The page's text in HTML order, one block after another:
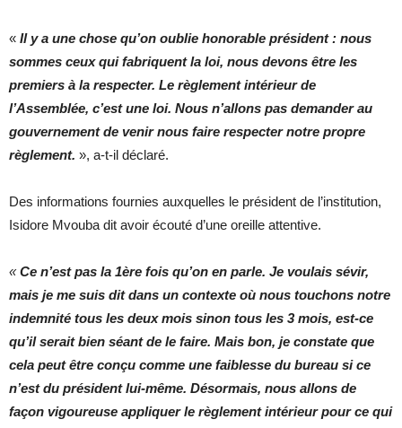
« Il y a une chose qu’on oublie honorable président : nous
sommes ceux qui fabriquent la loi, nous devons être les
premiers à la respecter. Le règlement intérieur de
l’Assemblée, c’est une loi. Nous n’allons pas demander au
gouvernement de venir nous faire respecter notre propre
règlement. », a-t-il déclaré.
Des informations fournies auxquelles le président de l’institution,
Isidore Mvouba dit avoir écouté d’une oreille attentive.
«Ce n’est pas la 1ère fois qu’on en parle. Je voulais sévir,
mais je me suis dit dans un contexte où nous touchons notre
indemnité tous les deux mois sinon tous les 3 mois, est-ce
qu’il serait bien séant de le faire. Mais bon, je constate que
cela peut être conçu comme une faiblesse du bureau si ce
n’est du président lui-même. Désormais, nous allons de
façon vigoureuse appliquer le règlement intérieur pour ce qui